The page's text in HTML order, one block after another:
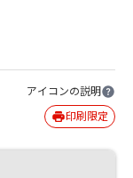
アイコンの説明
印刷限定